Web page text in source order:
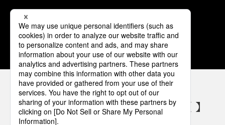
1 2 3 4 5
パナソニックの電気設備 SNSアカウント